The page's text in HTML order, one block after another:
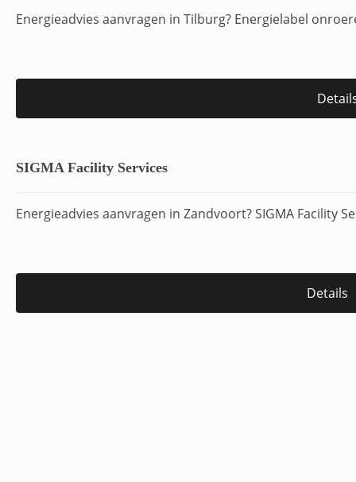
Energieadvies aanvragen in Tilburg? Energielabel
SIGMA Facility Services
Energieadvies aanvragen in Zandvoort? SIGMA Facility
Details